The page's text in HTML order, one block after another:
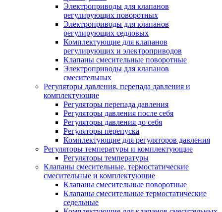
Электроприводы для клапанов
регулирующих поворотных
Электроприводы для клапанов
регулирующих седловых
Комплектующие для клапанов
регулирующих и электроприводов
Клапаны смесительные поворотные
Электроприводы для клапанов
смесительных
Регуляторы давления, перепада давления и
комплектующие
Регуляторы перепада давления
Регуляторы давления после себя
Регуляторы давления до себя
Регуляторы перепуска
Комплектующие для регуляторов давления
Регуляторы температуры и комплектующие
Регуляторы температуры
Клапаны смесительные, термостатические
смесительные и комплектующие
Клапаны смесительные поворотные
Клапаны смесительные термостатические
седельные